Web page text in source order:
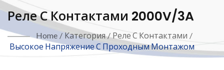
Реле С Контактами 2000V/3A
Home / Категория / Реле С Контактами /
Высокое Напряжение С Проходным Монтажом